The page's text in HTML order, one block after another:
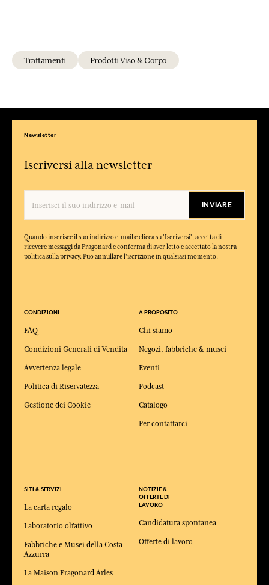
Trattamenti Prodotti Viso & Corpo
Newsletter
Iscriversi alla newsletter
INVIARE
Quando inserisce il suo indirizzo e-mail e clicca su 'Iscriversi', accetta di
ricevere messaggi da Fragonard e conferma di aver letto e accettato la nostra
politica sulla privacy. Puo annullare l'iscrizione in qualsiasi momento.
CONDIZIONI
FAQ
Condizioni Generali di Vendita
Avvertenza legale
Politica di Riservatezza
Gestione dei Cookie
SITI & SERVIZI
La carta regalo
Laboratorio olfattivo
Fabbriche e Musei della Costa
Azzurra
La Maison Fragonard Arles
A PROPOSITO
Chi siamo
Negozi, fabbriche & musei
Eventi
Podcast
Catalogo
Per contattarci
NOTIZIE &
OFFERTE DI
LAVORO
Candidatura spontanea
Offerte di lavoro